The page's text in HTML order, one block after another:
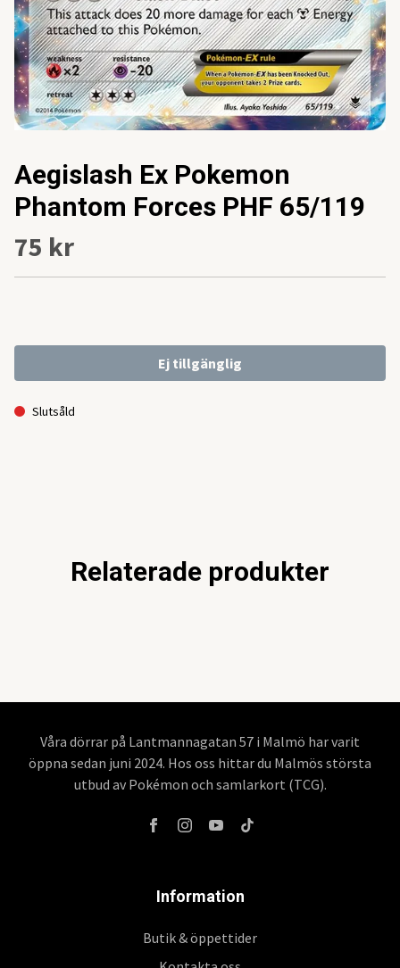
Aegislash Ex Pokemon
Phantom Forces PHF 65/119
75 kr
Ej tillgänglig
Slutsåld
Relaterade produkter
Våra dörrar på Lantmannagatan 57 i Malmö har varit
öppna sedan juni 2024. Hos oss hittar du Malmös största
utbud av Pokémon och samlarkort (TCG).
Information
Butik & öppettider